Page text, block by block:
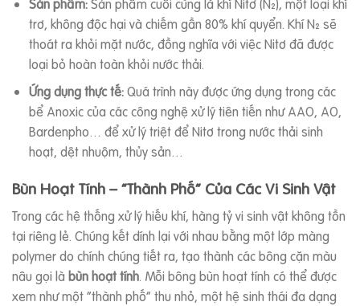
Sản phẩm:Sản phẩm cuối cùng là khí Nitơ (N₂), một loại khí
trơ, không độc hại và chiếm gần 80% khí quyển. Khí N₂ sẽ
thoát ra khỏi mặt nước, đồng nghĩa với việc Nitơ đã được
loại bỏ hoàn toàn khỏi nước thải.
Ứng dụng thực tế:Quá trình này được ứng dụng trong các
bể Anoxic của các công nghệ xử lý tiên tiến như AAO, AO,
Bardenpho… để xử lý triệt để Nitơ trong nước thải sinh
hoạt, dệt nhuộm, thủy sản…
Bùn Hoạt Tính – “Thành Phố” Của Các Vi Sinh Vật
Trong các hệ thống xử lý hiếu khí, hàng tỷ vi sinh vật không tồn
tại riêng lẻ. Chúng kết dính lại với nhau bằng một lớp màng
polymer do chính chúng tiết ra, tạo thành các bông cặn màu
nâu gọi là bùn hoạt tính. Mỗi bông bùn hoạt tính có thể được
xem như một “thành phố” thu nhỏ, một hệ sinh thái đa dạng